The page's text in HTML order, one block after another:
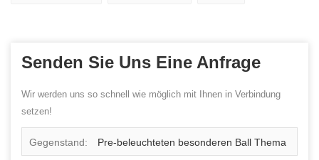
Senden Sie Uns Eine Anfrage
Wir werden uns so schnell wie möglich mit Ihnen in Verbindung
setzen!
Gegenstand: Pre-beleuchteten besonderen Ball Thema